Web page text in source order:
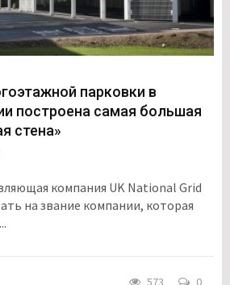
парковки в
построена самая большая
стена»
компания UK National Grid
на звание компании, которая
573 0